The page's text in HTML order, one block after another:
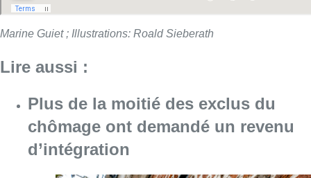
Marine Guiet ; Illustrations: Roald Sieberath
Lire aussi :
Plus de la moitié des exclus du
chômage ont demandé un revenu
d’intégration